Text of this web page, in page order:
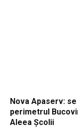
Nova Apaserv:
perimetrul
Aleea Școlii